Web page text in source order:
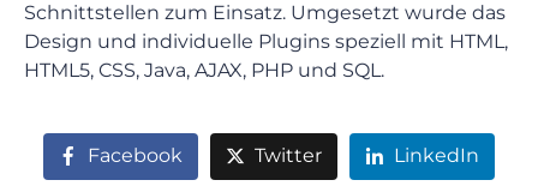
Schnittstellen zum Einsatz. Umgesetzt wurde das
Design und individuelle Plugins speziell mit HTML,
HTML5, CSS, Java, AJAX, PHP und SQL.
Facebook Twitter LinkedIn